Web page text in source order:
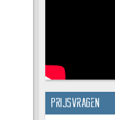
Prijsvragen